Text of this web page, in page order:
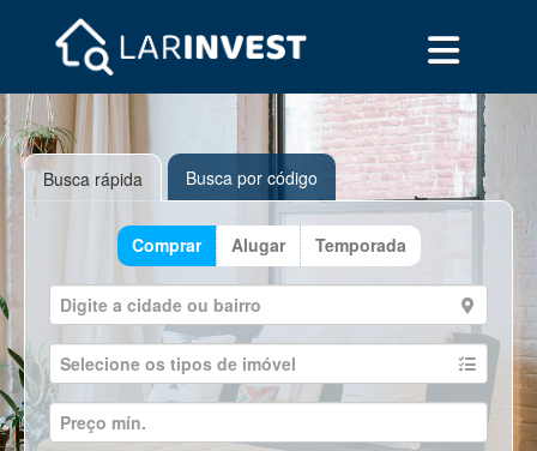
Busca rápida Busca por código
Comprar Alugar Temporada